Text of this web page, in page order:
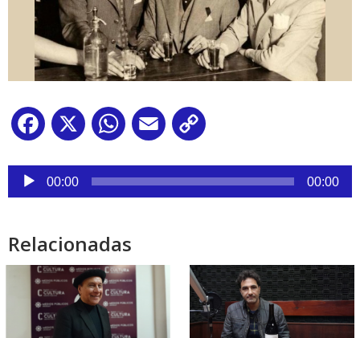
Facebook
X WhatsApp
Email
Reproductor
audio
00:00 00:00
Relacionadas